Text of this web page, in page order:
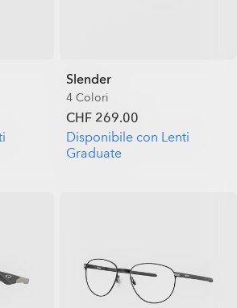
Slender
4 Colori
CHF 269.00
Disponibile con Lenti
Graduate